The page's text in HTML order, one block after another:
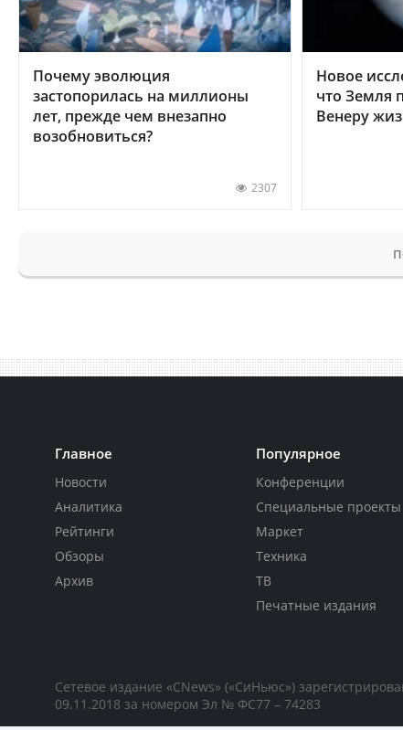
Почему эволюция
застопорилась на миллионы
лет, прежде чем внезапно
возобновиться?
2307
Новое
что Земля
Венеру
Главное
Новости
Аналитика
Рейтинги
Обзоры
Архив
Популярное
Конференции
Специальные проекты
Маркет
Техника
ТВ
Печатные издания
Сетевое издание «CNews» («СиНьюс»)
09.11.2018 за номером Эл № ФС77 – 74283